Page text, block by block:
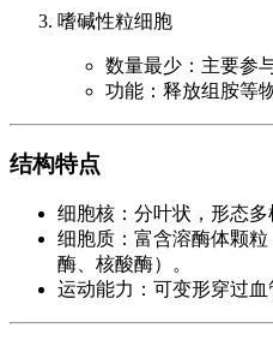
嗜碱性粒细胞
数量最少：主要参
功能：释放组胺等
结构特点
细胞核：分叶状，形态多
细胞质：富含溶酶体颗
酶、核酸酶）。
运动能力：可变形穿过血